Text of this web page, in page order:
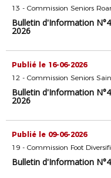
13 - Commission Seniors
Bulletin d'Information
2026
Publié le 16-06-2026
12 - Commission Seniors
Bulletin d'Information
2026
Publié le 09-06-2026
19 - Commission Foot
Bulletin d'Information